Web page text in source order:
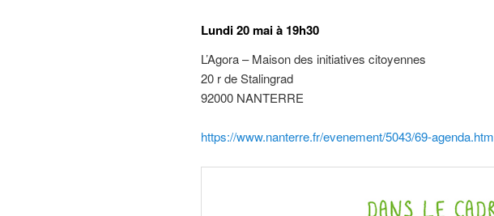
Lundi 20 mai à 19h30
L’Agora – Maison des initiatives citoyennes
20 r de Stalingrad
92000 NANTERRE
https://www.nanterre.fr/evenement/5043/69-agenda.htm